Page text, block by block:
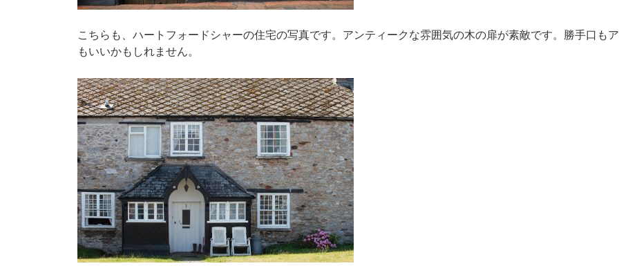
こちらも、ハートフォードシャーの住宅の写真です。アンティークな雰囲気の木の扉が素敵です。勝手口も
もいいかもしれません。